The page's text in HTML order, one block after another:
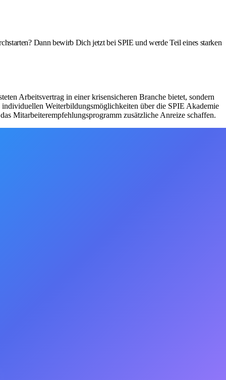
Dann bewirb Dich jetzt bei SPIE und werde Teil eines starken
Arbeitsvertrag in einer krisensicheren Branche bietet, sondern
Weiterbildungsmöglichkeiten über die SPIE Akademie
Mitarbeiterempfehlungsprogramm zusätzliche Anreize schaffen.